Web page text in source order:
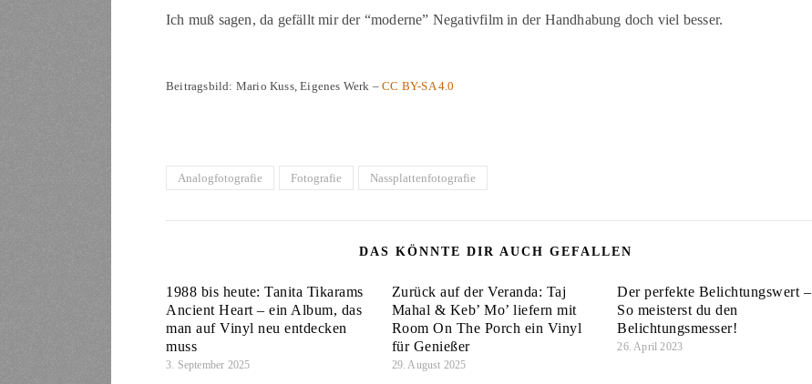
Ich muß sagen, da gefällt mir der “moderne” Negativfilm in der Handhabung doch viel besser.
Beitragsbild: Mario Kuss, Eigenes Werk –CC BY-SA 4.0
Analogfotografie Fotografie Nassplattenfotografie
DAS KÖNNTE DIR AUCH GEFALLEN
1988 bis heute: Tanita Tikarams
Ancient Heart – ein Album, das
man auf Vinyl neu entdecken
muss
3. September 2025
Zurück auf der Veranda: Taj
Mahal & Keb’ Mo’ liefern mit
Room On The Porch ein Vinyl
für Genießer
29. August 2025
Der perfekte Belichtungswert –
So meisterst du den
Belichtungsmesser!
26. April 2023